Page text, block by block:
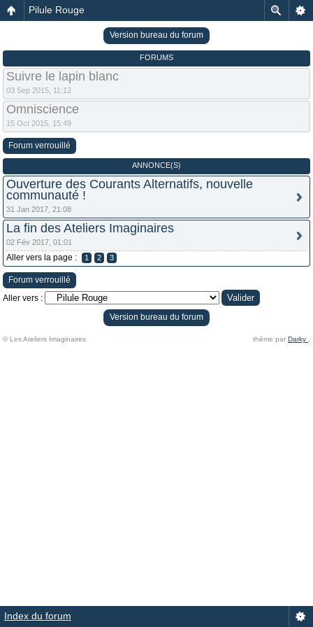
Pilule Rouge
Version bureau du forum
FORUMS
Suivre le lapin blanc
03 Sep 2015, 11:12
Omniscience
15 Oct 2015, 15:49
Forum verrouillé
ANNONCE(S)
Ouverture des Courants Alternatifs, nouvelle
communauté !
31 Jan 2017, 21:08
La fin des Ateliers Imaginaires
02 Fév 2017, 01:01
Aller vers la page : 1 2 3
Forum verrouillé
Aller vers :
Version bureau du forum
© Les Ateliers Imaginaires thème par Darky
Index du forum